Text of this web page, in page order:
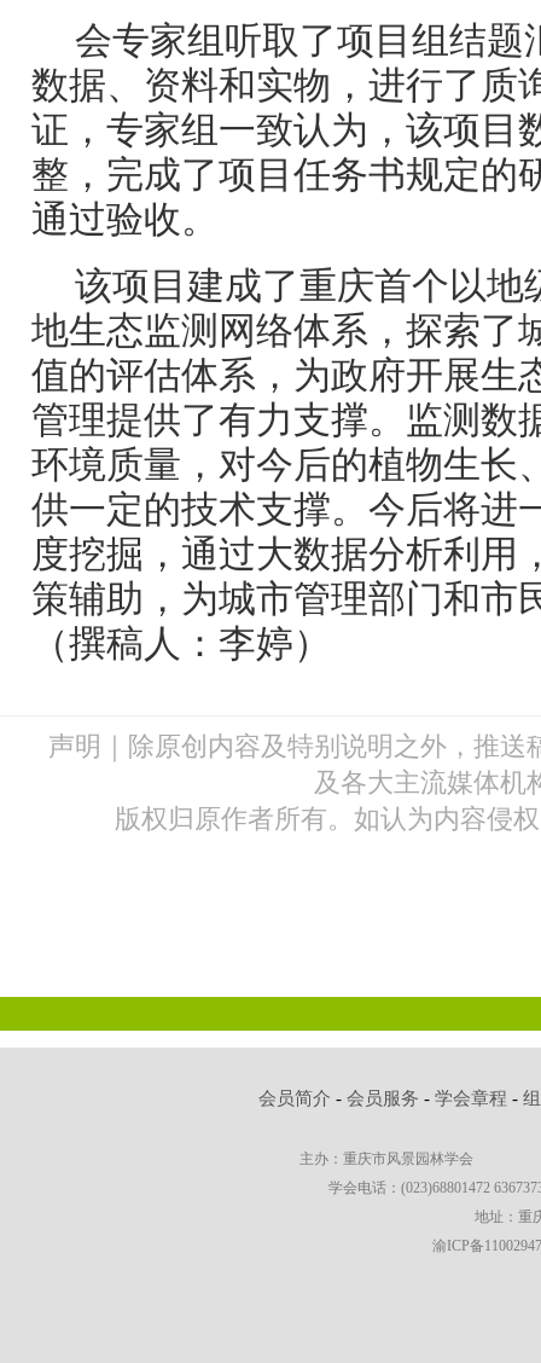
会专家组听取了项目组结题
数据、资料和实物，进行了质
证，专家组一致认为，该项目
整，完成了项目任务书规定的
通过验收。
该项目建成了重庆首个以地
地生态监测网络体系，探索了
值的评估体系，为政府开展生
管理提供了有力支撑。监测数
环境质量，对今后的植物生长
供一定的技术支撑。今后将进
度挖掘，通过大数据分析利用
策辅助，为城市管理部门和市
（撰稿人：李婷）
声明｜除原创内容及特别说明之外，推送
及各大主流媒体机
版权归原作者所有。如认为内容侵
会员简介 -会员服务 -学会章程 -
主办：重庆市风景园林学会
学会电话：(023)68801472
地址：重
渝ICP备